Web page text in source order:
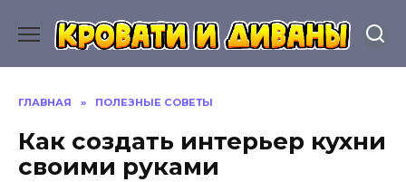
содержанию
ГЛАВНАЯ » ПОЛЕЗНЫЕ СОВЕТЫ
Как создать интерьер кухни
своими руками